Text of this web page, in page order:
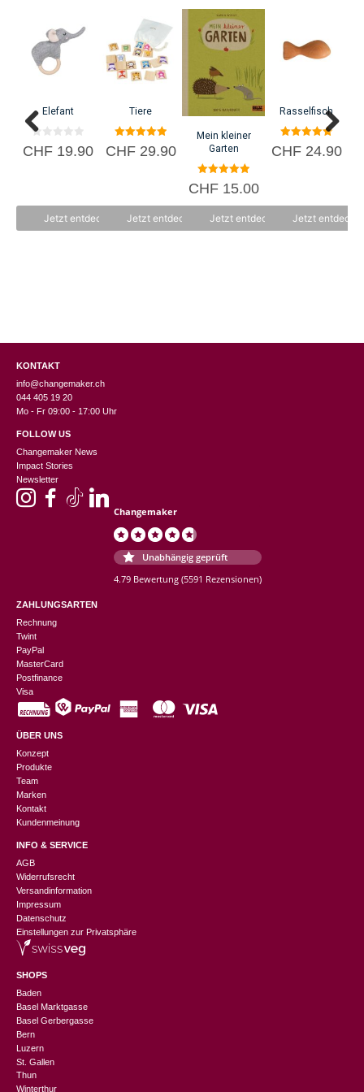
Elefant
0
v
CHF19.90
Jetzt entdecken
Tiere
5.00
von 5
CHF29.90
Jetzt entdecken
Mein kleiner
Garten
5.00
von 5
CHF15.00
Jetzt entdecken
Rasselfisch
5.00
von 5
CHF24.90
Jetzt
KONTAKT
info@changemaker.ch
044 405 19 20
Mo - Fr 09:00 - 17:00 Uhr
FOLLOW US
Changemaker News
Impact Stories
Newsletter
Changemaker
Unabhängig geprüft
4.79 Bewertung (5591 Rezensionen)
ZAHLUNGSARTEN
Rechnung
Twint
PayPal
MasterCard
Postfinance
Visa
ÜBER UNS
Konzept
Produkte
Team
Marken
Kontakt
Kundenmeinung
INFO & SERVICE
AGB
Widerrufsrecht
Versandinformation
Impressum
Datenschutz
Einstellungen zur Privatsphäre
SHOPS
Baden
Basel Marktgasse
Basel Gerbergasse
Bern
Luzern
St. Gallen
Thun
Winterthur